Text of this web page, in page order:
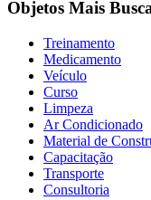
Objetos Mais
Treinamento
Medicamento
Veículo
Curso
Limpeza
Ar Condicionado
Material de
Capacitação
Transporte
Consultoria